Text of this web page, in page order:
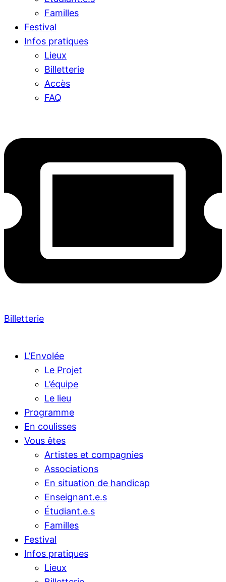
Familles
Festival
Infos pratiques
Lieux
Billetterie
Accès
FAQ
Billetterie
L’Envolée
Le Projet
L’équipe
Le lieu
Programme
En coulisses
Vous êtes
Artistes et compagnies
Associations
En situation de handicap
Enseignant.e.s
Étudiant.e.s
Familles
Festival
Infos pratiques
Lieux